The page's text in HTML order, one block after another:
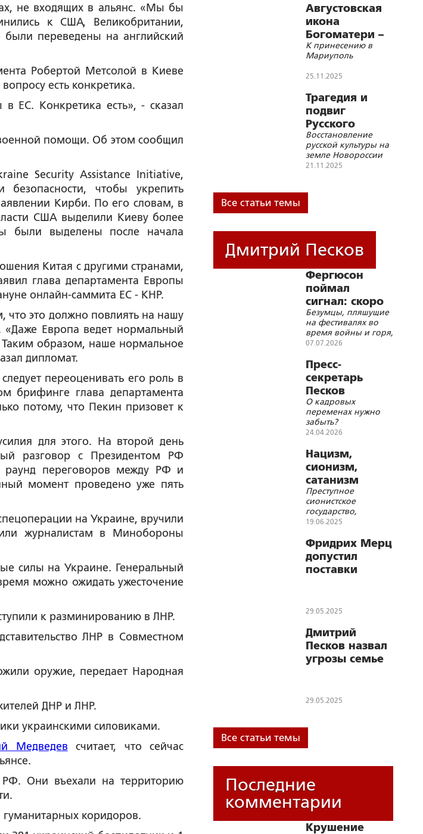
не входящих в альянс. «Мы бы
к США, Великобритании,
были переведены на английский
Робертой Метсолой в Киеве
есть конкретика.
ЕС. Конкретика есть», - сказал
помощи. Об этом сообщил
Security Assistance Initiative,
чтобы укрепить
Кирби. По его словам, в
США выделили Киеву более
были выделены после начала
Китая с другими странами,
глава департамента Европы
онлайн-саммита ЕС - КНР.
что это должно повлиять на нашу
«Даже Европа ведет нормальный
Таким образом, наше нормальное
дипломат.
переоценивать его роль в
брифинге глава департамента
потому, что Пекин призовет к
для этого. На второй день
разговор с Президентом РФ
раунд переговоров между РФ и
момент проведено уже пять
на Украине, вручили
журналистам в Минобороны
силы на Украине. Генеральный
можно ожидать ужесточение
к разминированию в ЛНР.
ЛНР в Совместном
оружие, передает Народная
ДНР и ЛНР.
украинскими силовиками.
Медведев считает, что сейчас
РФ. Они въехали на территорию
коридоров.
Августовская
икона
Богоматери –
знамение
наших Побед
К принесению в
Мариуполь
25.11.2025
Трагедия и
подвиг
Русского
драмтеатра
Мариуполя
Восстановление
русской культуры на
земле Новороссии
21.11.2025
Все статьи темы
Дмитрий Песков
Фергюсон
поймал
сигнал: скоро
всем придёт
конец
Безумцы, пляшущие
на фестивалях во
время войны и горя,
что празднуете вы?
07.07.2026
Пресс-
секретарь
Песков
смеётся
О кадровых
переменах нужно
забыть?
24.04.2026
Нацизм,
сионизм,
сатанизм
Преступное
сионистское
государство,
обладающее
вооруженное и
выпестованное
штатовскими
негодяями, било по
19.06.2025
Фридрих Мерц
допустил
поставки
29.05.2025
Дмитрий
Песков назвал
угрозы семье
украинских
вопиющими
29.05.2025
Все статьи темы
Последние
комментарии
Крушение